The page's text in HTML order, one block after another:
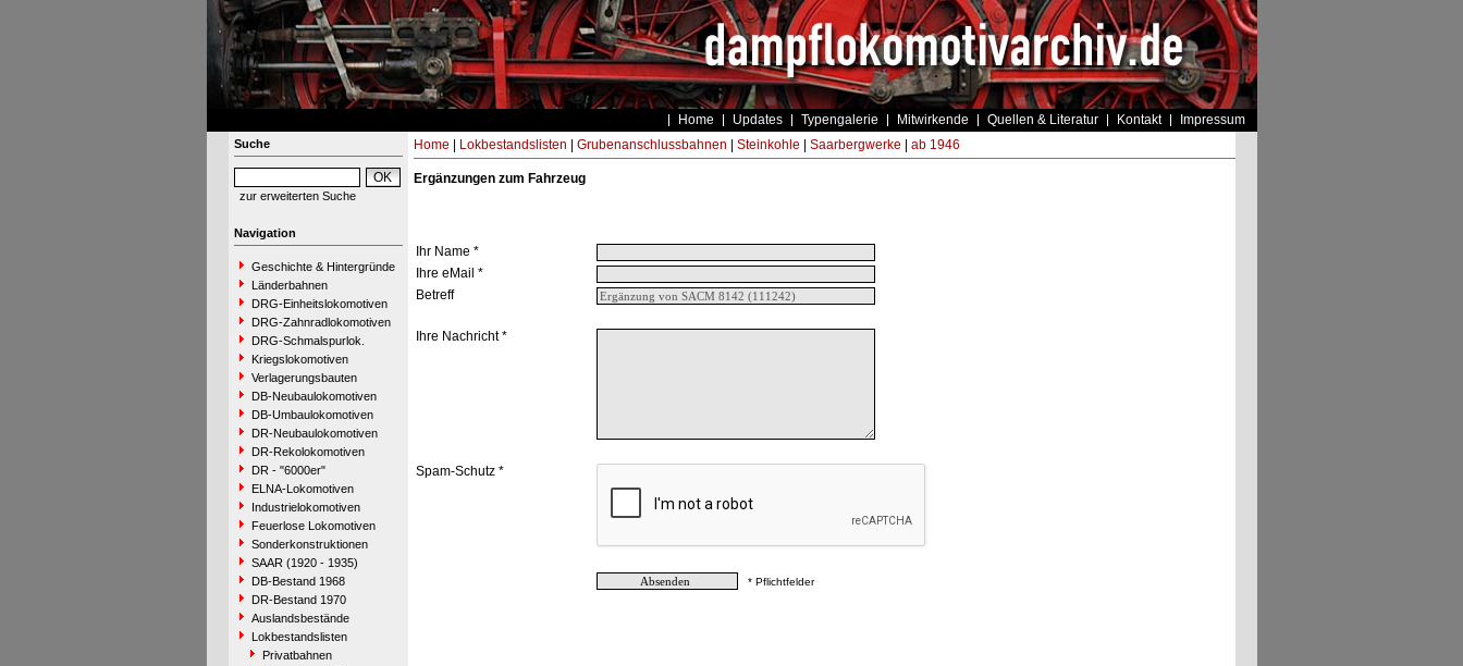
Home Updates Typengalerie Mitwirkende Quellen & Literatur Kontakt Impressum
Suche
zur erweiterten Suche
Navigation
Geschichte & Hintergründe
Länderbahnen
DRG-Einheitslokomotiven
DRG-Zahnradlokomotiven
DRG-Schmalspurlok.
Kriegslokomotiven
Verlagerungsbauten
DB-Neubaulokomotiven
DB-Umbaulokomotiven
DR-Neubaulokomotiven
DR-Rekolokomotiven
DR - "6000er"
ELNA-Lokomotiven
Industrielokomotiven
Feuerlose Lokomotiven
Sonderkonstruktionen
SAAR (1920 - 1935)
DB-Bestand 1968
DR-Bestand 1970
Auslandsbestände
Lokbestandslisten
Privatbahnen
Home Lokbestandslisten Grubenanschlussbahnen Steinkohle Saarbergwerke ab 1946
Ergänzungen zum Fahrzeug
Ihr Name *
Ihre eMail *
Betreff
Ihre Nachricht *
Spam-Schutz *
* Pflichtfelder